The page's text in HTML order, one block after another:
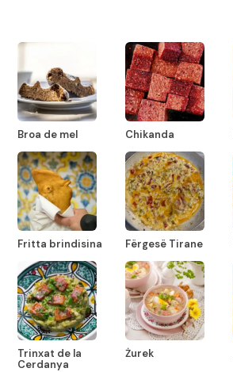
Broa de mel Chikanda
Fritta brindisina Fërgesë Tirane
Trinxat de la
Cerdanya
Żurek